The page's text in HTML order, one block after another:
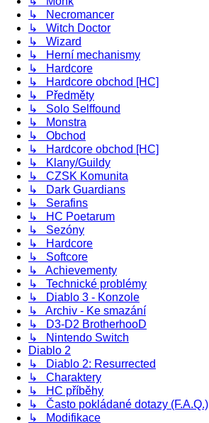
↳ Necromancer
↳ Witch Doctor
↳ Wizard
↳ Herní mechanismy
↳ Hardcore
↳ Hardcore obchod [HC]
↳ Předměty
↳ Solo Selffound
↳ Monstra
↳ Obchod
↳ Hardcore obchod [HC]
↳ Klany/Guildy
↳ CZSK Komunita
↳ Dark Guardians
↳ Serafins
↳ HC Poetarum
↳ Sezóny
↳ Hardcore
↳ Softcore
↳ Achievementy
↳ Technické problémy
↳ Diablo 3 - Konzole
↳ Archiv - Ke smazání
↳ D3-D2 BrotherhooD
↳ Nintendo Switch
Diablo 2
↳ Diablo 2: Resurrected
↳ Charaktery
↳ HC příběhy
↳ Často pokládané dotazy (F.A.Q.)
↳ Modifikace